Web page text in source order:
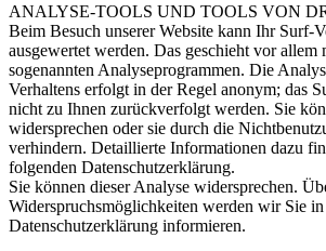
ANALYSE-TOOLS UND TOOLS VON
Beim Besuch unserer Website kann Ihr Surf-
ausgewertet werden. Das geschieht vor
sogenannten Analyseprogrammen. Die
Verhaltens erfolgt in der Regel anonym; das
nicht zu Ihnen zurückverfolgt werden. Sie
widersprechen oder sie durch die
verhindern. Detaillierte Informationen dazu
folgenden Datenschutzerklärung.
Sie können dieser Analyse widersprechen.
Widerspruchsmöglichkeiten werden wir Sie in
Datenschutzerklärung informieren.